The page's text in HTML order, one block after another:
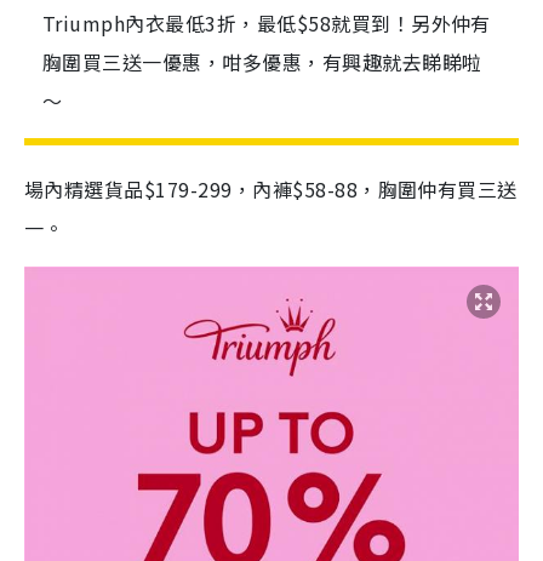
Triumph內衣最低3折，最低$58就買到！另外仲有
胸圍買三送一優惠，咁多優惠，有興趣就去睇睇啦
～
場內精選貨品$179-299，內褲$58-88，胸圍仲有買三送
一。